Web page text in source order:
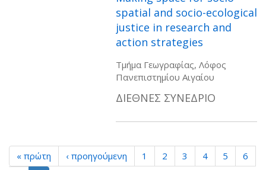
spatial and socio-ecological
justice in research and
action strategies
Τμήμα Γεωγραφίας, Λόφος
Πανεπιστημίου Αιγαίου
ΔΙΕΘΝΕΣ ΣΥΝΕΔΡΙΟ
« πρώτη ‹ προηγούμενη 1 2 3 4 5
6